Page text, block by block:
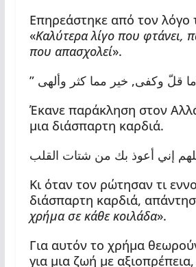
Επηρεάστηκε από τον
«Καλύτερα λίγο που φτάνει,
που απασχολεί».
Έκανε παράκληση στον
μια διάσπαρτη καρδιά.
إني أعوذ بك من شتات القلب
Κι όταν τον ρώτησαν τι
διάσπαρτη καρδιά,
χρήμα σε κάθε κοιλάδα».
Για αυτόν το χρήμα
για μια ζωή με